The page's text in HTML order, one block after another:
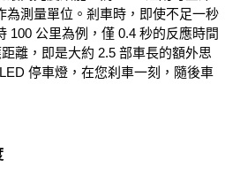
為測量單位。剎車時，即使不足一秒
100 公里為例，僅 0.4 秒的反應時間
離，即是大約 2.5 部車長的額外思
停車燈，在您刹車一刻，隨後車